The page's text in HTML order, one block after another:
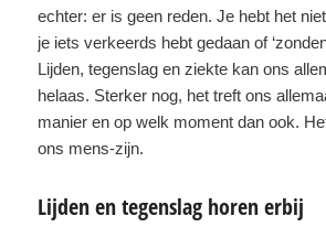
echter: er is geen reden. Je hebt het niet
je iets verkeerds hebt gedaan of
Lijden, tegenslag en ziekte kan ons
helaas. Sterker nog, het treft ons
manier en op welk moment dan ook.
ons mens-zijn.
Lijden en tegenslag horen erbij